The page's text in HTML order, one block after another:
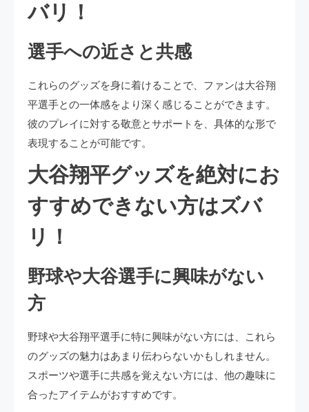
バリ！
選手への近さと共感
これらのグッズを身に着けることで、ファンは大谷翔
平選手との一体感をより深く感じることができます。
彼のプレイに対する敬意とサポートを、具体的な形で
表現することが可能です。
大谷翔平グッズを絶対にお
すすめできない方はズバ
リ！
野球や大谷選手に興味がない
方
野球や大谷翔平選手に特に興味がない方には、これら
のグッズの魅力はあまり伝わらないかもしれません。
スポーツや選手に共感を覚えない方には、他の趣味に
合ったアイテムがおすすめです。